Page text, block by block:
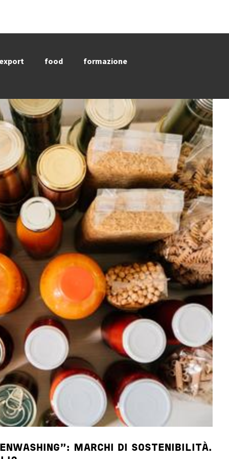
export food
formazione
MARCHI DI SOSTENIBILITÀ.